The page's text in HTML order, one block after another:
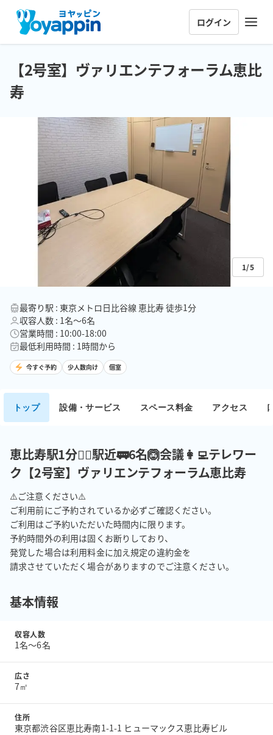
ログイン
1/5
最寄り駅 : 東京メトロ日比谷線 恵比寿 徒歩1分
収容人数 : 1名〜6名
営業時間 : 10:00-18:00
最低利用時間 : 1時間から
今すぐ予約 少人数向け 個室
【2号室】ヴァリエンテフォーラム恵比
寿
トップ 設備・サービス スペース料金 アクセス
恵比寿駅1分🚶‍♂️駅近🚃6名🙆会議👩‍💻テレワー
ク【2号室】ヴァリエンテフォーラム恵比寿
⚠️ご注意ください⚠️
ご利用前にご予約されているか必ずご確認ください。
ご利用はご予約いただいた時間内に限ります。
予約時間外の利用は固くお断りしており、
発覚した場合は利用料金に加え規定の違約金を
請求させていただく場合がありますのでご注意ください。
基本情報
収容人数
1名〜6名
広さ
7㎡
住所
東京都渋谷区恵比寿南1-1-1 ヒューマックス恵比寿ビル